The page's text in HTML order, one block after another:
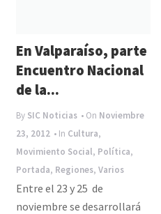
En Valparaíso, parte
Encuentro Nacional
de la...
By SIC Noticias • On Noviembre
23, 2012 • In Cultura,
Movimiento Social, Política,
Portada, Regiones,Varios
Entre el 23 y 25 de
noviembre se desarrollará